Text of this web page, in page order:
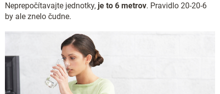
Neprepočítavajte jednotky, je to 6 metrov. Pravidlo 20-20-6
by ale znelo čudne.